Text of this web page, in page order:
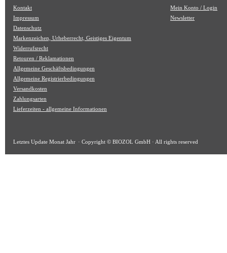
Kontakt
Impressum
Datenschutz
Markenzeichen, Urheberrecht, Geistiges Eigentum
Widerrufsrecht
Retouren / Reklamationen
Allgemeine Geschäftsbedingungen
Allgemeine Registrierbedingungen
Versandkosten
Zahlungsarten
Lieferzeiten - allgemeine Informationen
Mein Konto / Login
Newsletter
Letztes Update Monat Jahr · Copyright © BIOZOL GmbH · All rights reserved